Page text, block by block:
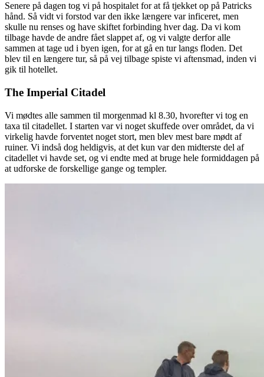
Senere på dagen tog vi på hospitalet for at få tjekket op på Patricks
hånd. Så vidt vi forstod var den ikke længere var inficeret, men
skulle nu renses og have skiftet forbinding hver dag. Da vi kom
tilbage havde de andre fået slappet af, og vi valgte derfor alle
sammen at tage ud i byen igen, for at gå en tur langs floden. Det
blev til en længere tur, så på vej tilbage spiste vi aftensmad, inden vi
gik til hotellet.
The Imperial Citadel
Vi mødtes alle sammen til morgenmad kl 8.30, hvorefter vi tog en
taxa til citadellet. I starten var vi noget skuffede over området, da vi
virkelig havde forventet noget stort, men blev mest bare mødt af
ruiner. Vi indså dog heldigvis, at det kun var den midterste del af
citadellet vi havde set, og vi endte med at bruge hele formiddagen på
at udforske de forskellige gange og templer.